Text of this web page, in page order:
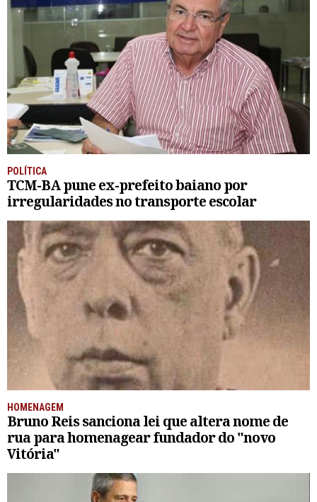
POLÍTICA
TCM-BA pune ex-prefeito baiano por
irregularidades no transporte escolar
HOMENAGEM
Bruno Reis sanciona lei que altera nome de
rua para homenagear fundador do "novo
Vitória"